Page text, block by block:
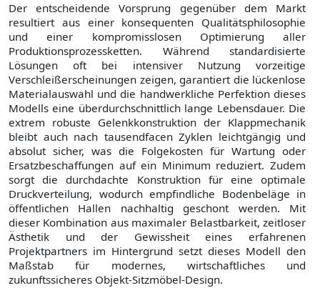
Der entscheidende Vorsprung gegenüber dem Markt
resultiert aus einer konsequenten Qualitätsphilosophie
und einer kompromisslosen Optimierung aller
Produktionsprozessketten. Während standardisierte
Lösungen oft bei intensiver Nutzung vorzeitige
Verschleißerscheinungen zeigen, garantiert die lückenlose
Materialauswahl und die handwerkliche Perfektion dieses
Modells eine überdurchschnittlich lange Lebensdauer. Die
extrem robuste Gelenkkonstruktion der Klappmechanik
bleibt auch nach tausendfacen Zyklen leichtgängig und
absolut sicher, was die Folgekosten für Wartung oder
Ersatzbeschaffungen auf ein Minimum reduziert. Zudem
sorgt die durchdachte Konstruktion für eine optimale
Druckverteilung, wodurch empfindliche Bodenbeläge in
öffentlichen Hallen nachhaltig geschont werden. Mit
dieser Kombination aus maximaler Belastbarkeit, zeitloser
Ästhetik und der Gewissheit eines erfahrenen
Projektpartners im Hintergrund setzt dieses Modell den
Maßstab für modernes, wirtschaftliches und
zukunftssicheres Objekt-Sitzmöbel-Design.